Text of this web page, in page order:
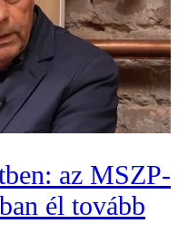
az MSZP-
él tovább